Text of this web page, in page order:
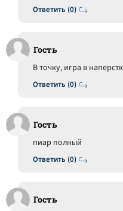
Ответить (0)
Гость
Ответить (0)
В точку, игра в
Гость
Ответить (0)
пиар полный
Гость